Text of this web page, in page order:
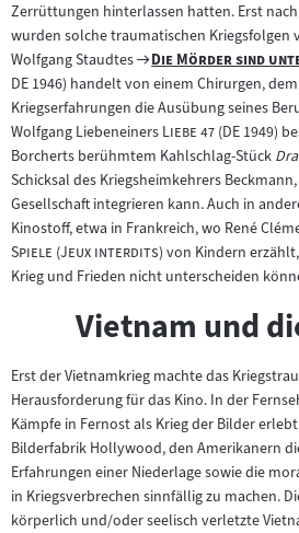
Zerrüttungen hinterlassen hatten. Erst
wurden solche traumatischen Kriegsfolgen
Wolfgang Staudtes
Zum
Filmarchiv:
"
Die Mörder sind
DE 1946) handelt von einem Chirurgen,
Kriegserfahrungen die Ausübung seines
Wolfgang Liebeneiners "Liebe 47"(DE 1949)
Borcherts berühmtem Kahlschlag-Stück
Schicksal des Kriegsheimkehrers
Gesellschaft integrieren kann. Auch in
Kinostoff, etwa in Frankreich, wo René
Spiele "("Jeux interdits") von Kindern
Krieg und Frieden nicht unterscheiden
Vietnam und
Erst der Vietnamkrieg machte das
Herausforderung für das Kino. In der
Kämpfe in Fernost als Krieg der Bilder
Bilderfabrik Hollywood, den Amerikanern
Erfahrungen einer Niederlage sowie die
in Kriegsverbrechen sinnfällig zu machen.
körperlich und/oder seelisch verletzte